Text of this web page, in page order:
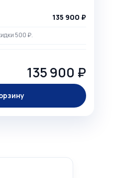
135 900 ₽
500 ₽.
135 900 ₽